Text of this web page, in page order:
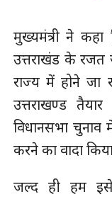
मुख्यमंत्री ने
उत्तराखंड के रजत
राज्य में होने जा
उत्तराखण्ड
विधानसभा चुनाव
करने का वादा
जल्द ही हम